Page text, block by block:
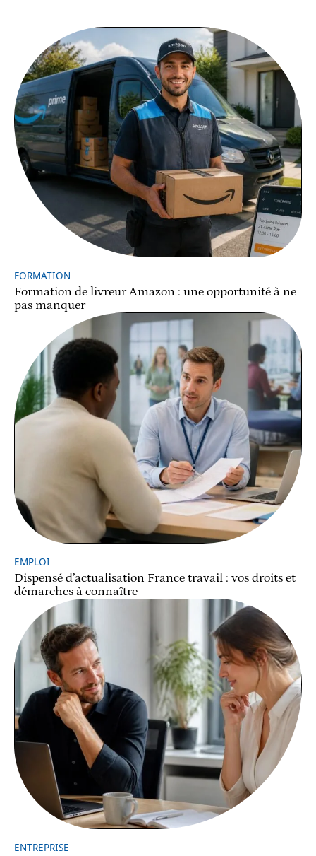
FORMATION
Formation de livreur Amazon : une opportunité à ne
pas manquer
EMPLOI
Dispensé d’actualisation France travail : vos droits et
démarches à connaître
ENTREPRISE